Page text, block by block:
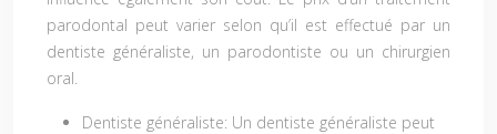
parodontal peut varier selon qu’il est effectué par un
dentiste généraliste, un parodontiste ou un chirurgien
oral.
Dentiste généraliste: Un dentiste généraliste peut